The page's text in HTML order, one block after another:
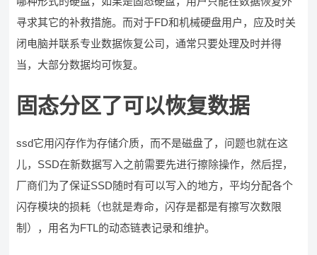
寻求其它的补救措施。而对于FD和机械硬盘用户，应及时关
闭电脑并联系专业数据恢复公司，通常只要处理及时并得
当，大部分数据均可恢复。
固态分区了可以恢复数据
ssd它用闪存作为存储介质，而不是磁盘了，问题也就在这
儿，SSD在新数据写入之前需要先进行擦除操作，然后捏，
厂商们为了保证SSD随时有可以写入的地方，平均分配各个
闪存模块的损耗（也就是寿命，闪存是都是有擦写次数限
制），用名为FTL的动态链表记录和维护。